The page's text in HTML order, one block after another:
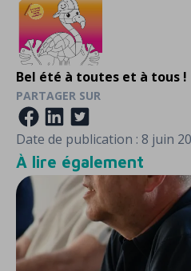
Bel été à toutes et à tous !
PARTAGER SUR
Date de publication : 8 juin
À lire également